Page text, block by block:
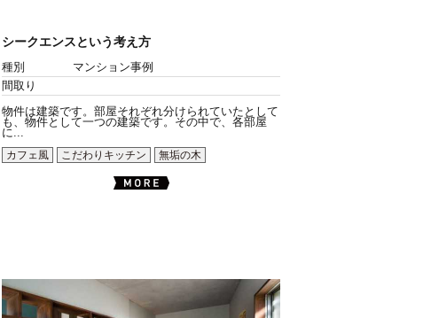
シークエンスという考え方
種別
マンション事例
間取り
物件は建築です。部屋それぞれ分けられていたとして
も、物件として一つの建築です。その中で、各部屋
に...
カフェ風
こだわりキッチン 無垢の木